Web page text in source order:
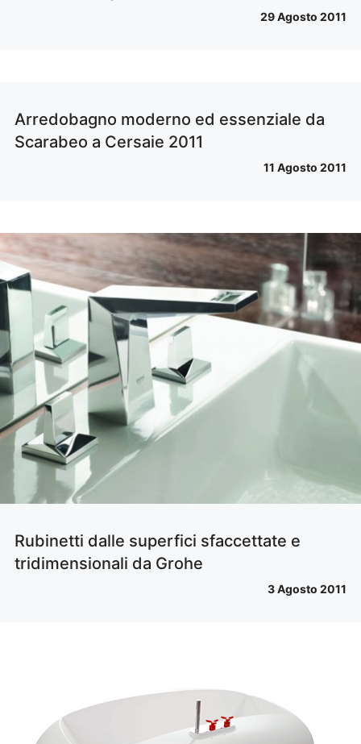
29 Agosto 2011
Arredobagno moderno ed essenziale da
Scarabeo a Cersaie 2011
11 Agosto 2011
Rubinetti dalle superfici sfaccettate e
tridimensionali da Grohe
3 Agosto 2011